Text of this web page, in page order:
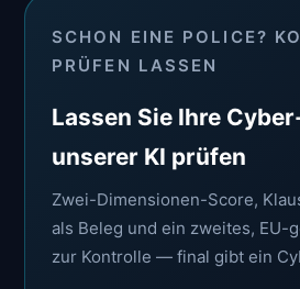
SCHON EINE POLICE?
PRÜFEN LASSEN
Lassen Sie Ihre
unserer KI prüfen
Zwei-Dimensionen-Score,
als Beleg und ein zweites, EU-
zur Kontrolle — final gibt ein